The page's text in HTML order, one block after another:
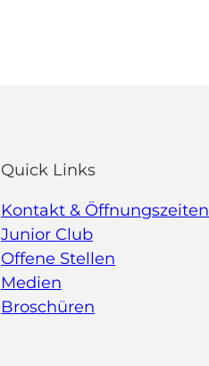
Quick Links
Kontakt & Öffnungszeiten
Junior Club
Offene Stellen
Medien
Broschüren